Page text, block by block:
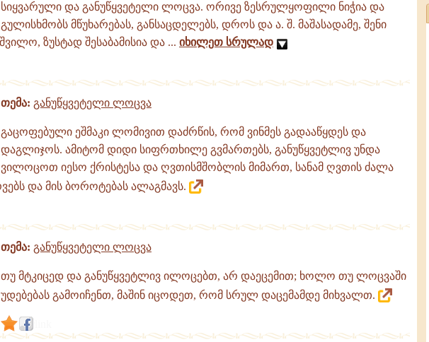
სიყვარული და განუწყვეტელი ლოცვა. ორივე ზესრულყოფილი ნიჭია და
გულისხმობს მწუხარებას, განსაცდელებს, დროს და ა. შ. მაშასადამე, შენი
ზუსტად შესაბამისია და ... იხილეთ სრულად
თემა: განუწყვეტელი ლოცვა
გაცოფებული ეშმაკი ლომივით დაძრწის, რომ ვინმეს გადააწყდეს და
დაგლიჯოს. ამიტომ დიდი სიფრთხილე გვმართებს, განუწყვეტლივ უნდა
ვილოცოთ იესო ქრისტესა და ღვთისმშობლის მიმართ, სანამ ღვთის ძალა
და მის ბოროტებას ალაგმავს.
თემა: განუწყვეტელი ლოცვა
თუ მტკიცედ და განუწყვეტლივ ილოცებთ, არ დაეცემით; ხოლო თუ ლოცვაში
უდებებას გამოიჩენთ, მაშინ იცოდეთ, რომ სრულ დაცემამდე მიხვალთ.